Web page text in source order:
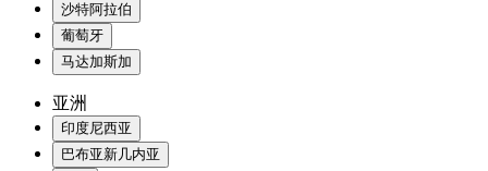
沙特阿拉伯
葡萄牙
马达加斯加
亚洲
印度尼西亚
巴布亚新几内亚